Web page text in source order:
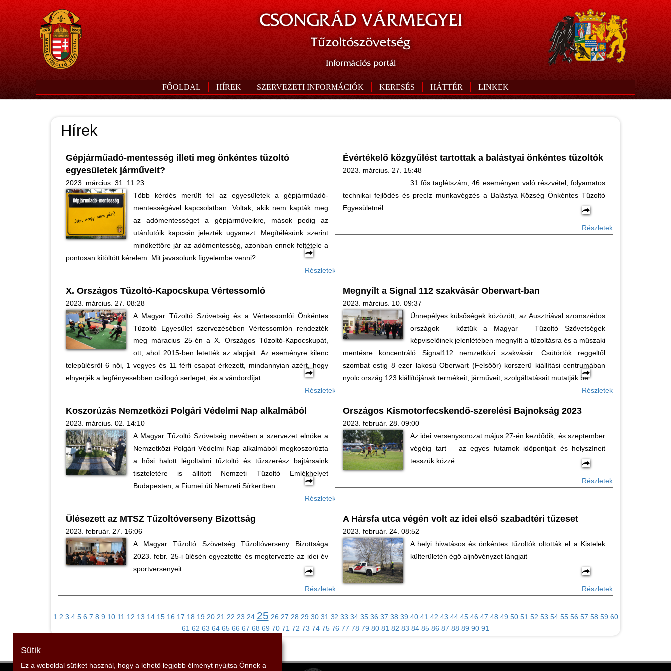
CSONGRÁD VÁRMEGYEI
Tűzoltószövetség
Információs portál
FŐOLDAL HÍREK SZERVEZETI INFORMÁCIÓK KERESÉS HÁTTÉR LINKEK
Hírek
Gépjárműadó-mentesség illeti meg önkéntes tűzoltó
egyesületek járműveit?
2023. március. 31. 11:23
Több kérdés merült fel az egyesületek a gépjárműadó-
mentességével kapcsolatban. Voltak, akik nem kapták meg
az adómentességet a gépjárműveikre, mások pedig az
utánfutóik kapcsán jelezték ugyanezt. Megítélésünk szerint
mindkettőre jár az adómentesség, azonban ennek feltétele a
pontosan kitöltött kérelem. Mit javasolunk figyelembe venni?
Részletek
Évértékelő közgyűlést tartottak a balástyai önkéntes tűzoltók
2023. március. 27. 15:48
31 fős taglétszám, 46 eseményen való részvétel, folyamatos
technikai fejlődés és precíz munkavégzés a Balástya Község Önkéntes Tűzoltó
Egyesületnél
Részletek
X. Országos Tűzoltó-Kapocskupa Vértessomló
2023. március. 27. 08:28
A Magyar Tűzoltó Szövetség és a Vértessomlói Önkéntes
Tűzoltó Egyesület szervezésében Vértessomlón rendezték
meg máracius 25-én a X. Országos Tűzoltó-Kapocskupát,
ott, ahol 2015-ben letették az alapjait. Az eseményre kilenc
településről 6 női, 1 vegyes és 11 férfi csapat érkezett, mindannyian azért, hogy
elnyerjék a legfényesebben csillogó serleget, és a vándordíjat.
Részletek
Megnyílt a Signal 112 szakvásár Oberwart-ban
2023. március. 10. 09:37
Ünnepélyes külsőségek közözött, az Ausztriával szomszédos
országok – köztük a Magyar – Tűzoltó Szövetségek
képviselőinek jelenlétében megnyílt a tűzoltásra és a műszaki
mentésre koncentráló Signal112 nemzetközi szakvásár. Csütörtök reggeltől
szombat estig 8 ezer lakosú Oberwart (Felsőőr) korszerű kiállítási centrumában
nyolc ország 123 kiállítójának termékeit, járműveit, szolgáltatásait mutatják be.
Részletek
Koszorúzás Nemzetközi Polgári Védelmi Nap alkalmából
2023. március. 02. 14:10
A Magyar Tűzoltó Szövetség nevében a szervezet elnöke a
Nemzetközi Polgári Védelmi Nap alkalmából megkoszorúzta
a hősi halott légoltalmi tűztoltó és tűzszerész bajtársaink
tiszteletére is állított Nemzeti Tűzoltó Emlékhelyet
Budapesten, a Fiumei úti Nemzeti Sírkertben.
Részletek
Országos Kismotorfecskendő-szerelési Bajnokság 2023
2023. február. 28. 09:00
Az idei versenysorozat május 27-én kezdődik, és szeptember
végéig tart – az egyes futamok időpontjait és helyszíneit
tesszük közzé.
Részletek
Ülésezett az MTSZ Tűzoltóverseny Bizottság
2023. február. 27. 16:06
A Magyar Tűzoltó Szövetség Tűzoltóverseny Bizottsága
2023. febr. 25-i ülésén egyeztette és megtervezte az idei év
sportversenyeit.
Részletek
A Hársfa utca végén volt az idei első szabadtéri tűzeset
2023. február. 24. 08:52
A helyi hivatásos és önkéntes tűzoltók oltották el a Kistelek
külterületén égő aljnövényzet lángjait
Részletek
1 2 3 4 5 6 7 8 9 10 11 12 13 14 15 16 17 18 19 20 21 22 23 24 25 26 27 28 29 30 31 32 33 34 35 36 37 38 39 40 41 42 43 44 45 46 47 48 49 50 51 52 53 54 55 56 57 58 59 60
61 62 63 64 65 66 67 68 69 70 71 72 73 74 75 76 77 78 79 80 81 82 83 84 85 86 87 88 89 90 91
Sütik
Ez a weboldal sütiket használ, hogy a lehető legjobb élményt nyújtsa Önnek a